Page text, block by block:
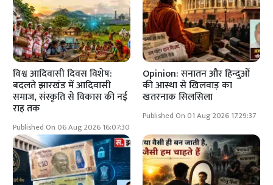
विश्व आदिवासी दिवस विशेष:
बदलते झारखंड में आदिवासी
समाज, संस्कृति से विकास की नई
राह तक
Published On 06 Aug 2026 16:07:30
Opinion: सनातन और हिन्दुओं
की आस्था से खिलवाड़ का
खतरनाक सिलसिला
Published On 01 Aug 2026 17:29:37